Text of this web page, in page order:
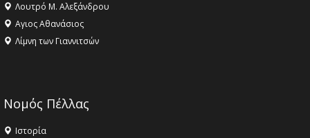
Λουτρό Μ. Αλεξάνδρου
Αγιος Αθανάσιος
Λίμνη των Γιαννιτσών
Νομός Πέλλας
Ιστορία